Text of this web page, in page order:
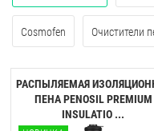
Cosmofen Очистители
РАСПЫЛЯЕМАЯ
ПЕНА PENOSIL PREMIUM
INSULATIO ...